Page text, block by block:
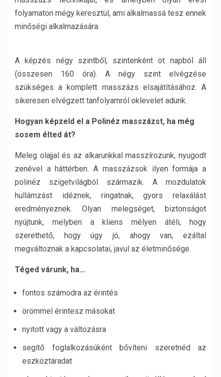
folyamaton mégy keresztül, ami alkalmassá tesz ennek
minőségi alkalmazására.
A képzés négy szintből, szintenként öt napból áll
(összesen 160 óra). A négy szint elvégzése
szükséges a komplett masszázs elsajátításához. A
sikeresen elvégzett tanfolyamról oklevelet adunk.
Hogyan képzeld el a Polinéz masszázst, ha még
sosem élted át?
Meleg olajjal és az alkarunkkal masszírozunk, nyugodt
zenével a háttérben. A masszázsok ilyen formája a
polinéz szigetvilágból származik. A mozdulatok
hullámzást idéznek, ringatnak, gyors relaxálást
eredményeznek. Olyan melegséget, biztonságot
nyújtunk, melyben a kliens mélyen átéli, hogy
szerethető, hogy úgy jó, ahogy van, ezáltal
megváltoznak a kapcsolatai, javul az életminősége.
Téged várunk, ha…
fontos számodra az érintés
örömmel érintesz másokat
nyitott vagy a változásra
segítő foglalkozásúként bővíteni szeretnéd az
eszköztáradat